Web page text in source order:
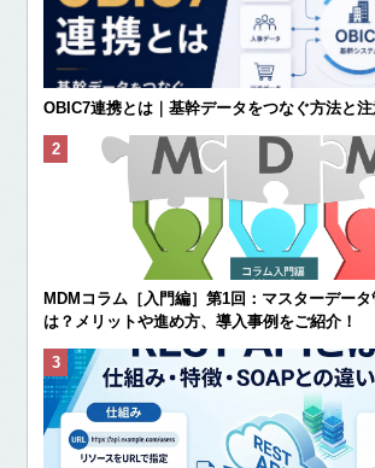
OBIC7連携とは｜基幹データをつなぐ方法と
MDMコラム［入門編］第1回：マスターデー
は？メリットや進め方、導入事例をご紹介！